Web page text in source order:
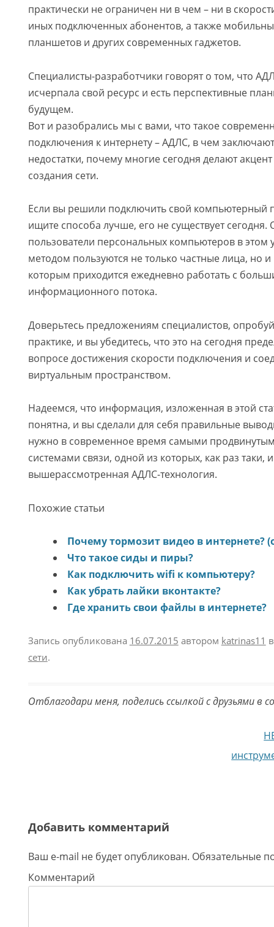
практически не ограничен ни в чем – ни в
иных подключенных абонентов, а также
планшетов и других современных гаджетов.
Специалисты-разработчики говорят о том, что
исчерпала свой ресурс и есть перспективные
будущем.
Вот и разобрались мы с вами, что такое
подключения к интернету – АДЛС, в чем
недостатки, почему многие сегодня делают
создания сети.
Если вы решили подключить свой компьютерный
ищите способа лучше, его не существует
пользователи персональных компьютеров в этом
методом пользуются не только частные лица, но
которым приходится ежедневно работать с
информационного потока.
Доверьтесь предложениям специалистов,
практике, и вы убедитесь, что это на сегодня
вопросе достижения скорости подключения и
виртуальным пространством.
Надеемся, что информация, изложенная в этой
понятна, и вы сделали для себя правильные
нужно в современное время самыми
системами связи, одной из которых, как раз таки,
вышерассмотренная АДЛС-технология.
Похожие статьи
Почему тормозит видео в интернете?
Что такое сиды и пиры?
Как подключить wifi к компьютеру?
Как убрать лайки вконтакте?
Где хранить свои файлы в интернете?
Запись опубликована 16.07.2015 автором katrinas11
сети.
Отблагодари меня, поделись ссылкой с друзьями в
Добавить комментарий
Ваш e-mail не будет опубликован. Обязательные
Комментарий